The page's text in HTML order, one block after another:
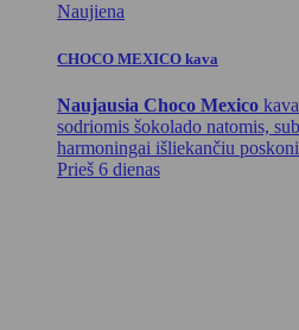
Naujiena
CHOCO MEXICO kava
Naujausia Choco Mexico
sodriomis šokolado natomis,
harmoningai išliekančiu
Prieš 6 dienas